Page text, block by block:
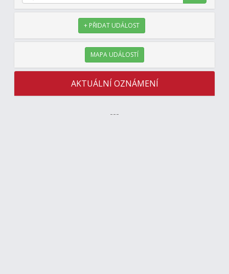
+ PŘIDAT UDÁLOST
MAPA UDÁLOSTÍ
AKTUÁLNÍ OZNÁMENÍ
---